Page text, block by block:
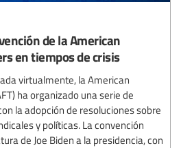
de la American
en tiempos de crisis
virtualmente, la American
ha organizado una serie de
la adopción de resoluciones sobre
y políticas. La convención
de Joe Biden a la presidencia, con